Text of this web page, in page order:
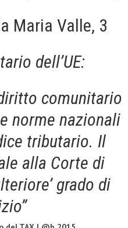
Maria Valle, 3
dell’UE:
comunitario
norme nazionali
tributario. Il
alla Corte di
grado di